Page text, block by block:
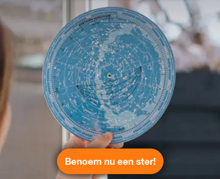
Benoem nu een ster!